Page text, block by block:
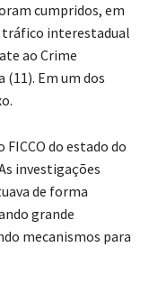
cumpridos, em
tráfico interestadual
ao Crime
Em um dos
do estado do
investigações
de forma
grande
mecanismos para